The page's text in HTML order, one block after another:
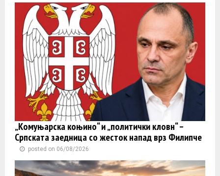
„Комуњарска коњино“ и „политички кловн“ –
Српската заедница со жесток напад врз Филипче
posted on 06/08/2026